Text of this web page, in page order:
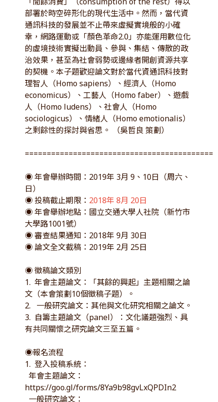
部署於時空碎形化的現代生活中。然而，當代資
通訊科技的發展並不止帶來虛擬實境般的小確
幸，網路運動或「顏色革命2.0」亦能運用數位化
的虛境技術實擬出動員、參與、集結、傳散的政
治效果，甚至為社會弱勢或邊緣者開創資源共享
的契機。本子題歡迎論文對於當代資通訊科技對
理智人（Homo sapiens）、經濟人（Homo
economicus）、工藝人（Homo faber）、遊戲
人（Homo ludens）、社會人（Homo
sociologicus）、情緒人（Homo emotionalis）
之剩餘性的探討與省思。 （吳哲良 策劃）
◉ 年會舉辦時間：2019年 3月 9、10日（周六、
日）
◉ 投稿截止期限： 2018年 8月 20日
◉ 年會舉辦地點：國立交通大學人社院（新竹市
大學路1001號）
◉ 審查結果通知：2018年 9月 30日
◉ 論文全文截稿：2019年 2月 25日
◉ 徵稿論文類別
1. 年會主題論文：「其餘的興起」主題相關之論
文（本會策劃10個徵稿子題）。
2. 一般研究論文：其他與文化研究相關之論文。
3. 自籌主題論文（panel）：文化議題強烈、具
有共同關懷之研究論文三至五篇。
◉報名流程
1. 登入投稿系統：
年會主題論文：
https://goo.gl/forms/8Ya9b98gvLxQPDIn2
一般研究論文：